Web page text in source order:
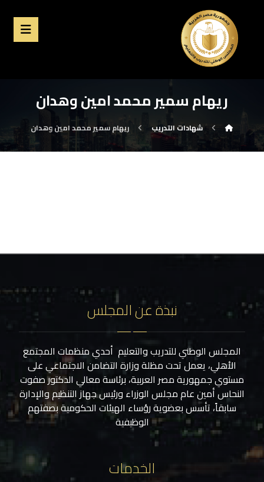
ريهام سمير محمد امين وهدان
شهادات التدريب ريهام سمير محمد امين وهدان
نبذة عن المجلس
المجلس الوطني للتدريب والتعليم أحدي منظمات المجتمع
الأهلي، يعمل تحت مظلة وزارة التضامن الاجتماعي على
مستوي جمهورية مصر العربية، برئاسة معالي الدكتور صفوت
النحاس أمين عام مجلس الوزراء ورئيس جهاز التنظيم والإدارة
سابقاً، تأسس بعضوية رؤساء الهيئات الحكومية بصفتهم
الوظيفية
الخدمات